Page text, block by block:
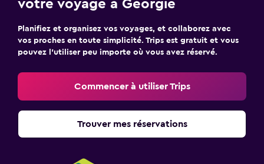
votre voyage à Géorgie
Planifiez et organisez vos voyages, et collaborez avec
vos proches en toute simplicité. Trips est gratuit et vous
pouvez l’utiliser peu importe où vous avez réservé.
Commencer à utiliser Trips
Trouver mes réservations